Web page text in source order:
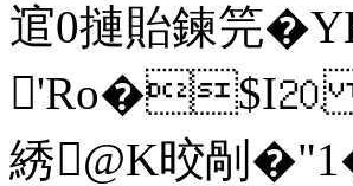
逭0摙貽鍊笎�
'Ro�$I⒛
綉@K晈剮